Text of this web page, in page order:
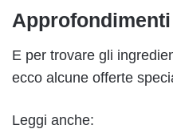
E per trovare gli
ecco alcune offerte
Leggi anche: